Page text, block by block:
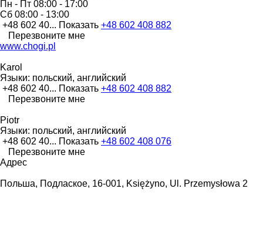
Пн - Пт 08:00 - 17:00
Сб 08:00 - 13:00
+48 602 40... Показать +48 602 408 882
Перезвоните мне
www.chogi.pl
Karol
Языки: польский, английский
+48 602 40... Показать +48 602 408 882
Перезвоните мне
Piotr
Языки: польский, английский
+48 602 40... Показать +48 602 408 076
Перезвоните мне
Адрес
Польша, Подлаское, 16-001, Księżyno, Ul. Przemysłowa 2